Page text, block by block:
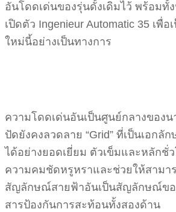
อันโดดเด่นของรุ่นดั้งเดิมไว้ พร้อม
เปิดตัว Ingenieur Automatic 35 เ
ใหม่นี้อย่างเป็นทางการ
ความโดดเด่นอันเป็นศูนย์กลางของ
ปัดยังคงลวดลาย “Grid” ที่เป็นเอก
ได้อย่างยอดเยี่ยม ตัวเข็มและหลักชั่
ความคมชัดหรูหราและช่วยให้สามา
สัญลักษณ์สายฟ้าอันเป็นสัญลักษณ์ขอ
สารป้องกันการสะท้อนทั้งสองด้าน